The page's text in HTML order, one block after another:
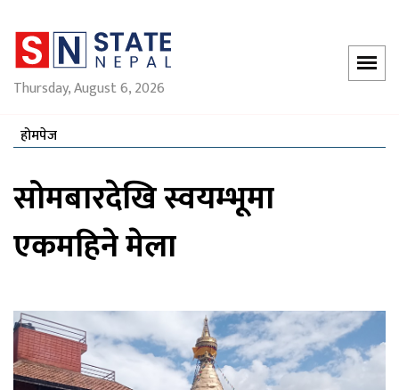
Thursday, August 6, 2026
होमपेज
सोमबारदेखि स्वयम्भूमा
एकमहिने मेला